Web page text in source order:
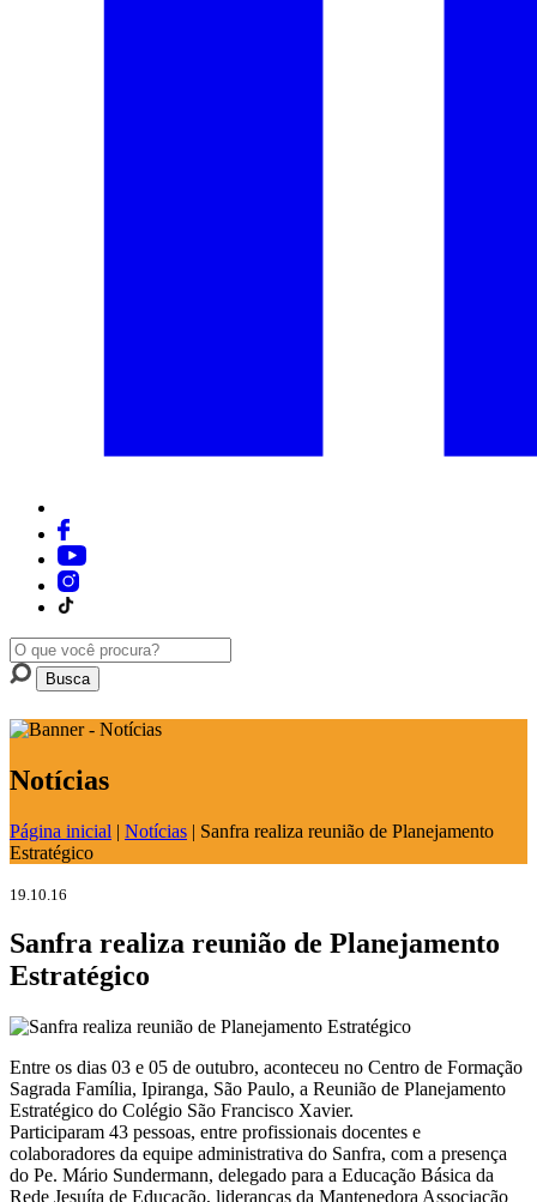
Notícias
Página inicial | Notícias | Sanfra realiza reunião de Planejamento
Estratégico
19.10.16
Sanfra realiza reunião de Planejamento
Estratégico
Entre os dias 03 e 05 de outubro, aconteceu no Centro de Formação
Sagrada Família, Ipiranga, São Paulo, a Reunião de Planejamento
Estratégico do Colégio São Francisco Xavier.
Participaram 43 pessoas, entre profissionais docentes e
colaboradores da equipe administrativa do Sanfra, com a presença
do Pe. Mário Sundermann, delegado para a Educação Básica da
Rede Jesuíta de Educação, lideranças da Mantenedora Associação